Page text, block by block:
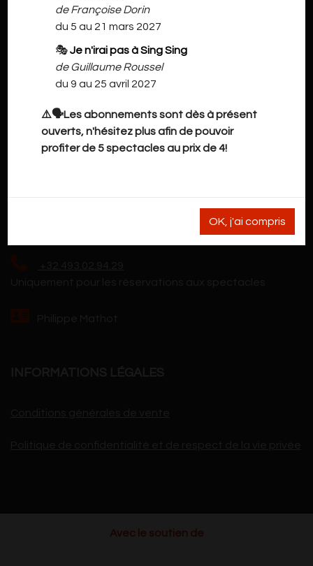
de Françoise Dorin
du 5 au 21 mars 2027
🎭Je n'irai pas à Sing Sing
de Guillaume Roussel
du 9 au 25 avril 2027
⚠️🗣️Les abonnements sont dès à présent
ouverts, n'hésitez plus afin de pouvoir
profiter de 5 spectacles au prix de 4!
OK, j'ai compris
Grand'Rue 41
Avec le soutien de